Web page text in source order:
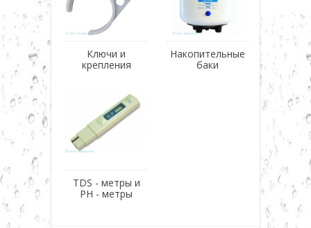
Ключи и
крепления
Накопительные
баки
TDS - метры и
PH - метры